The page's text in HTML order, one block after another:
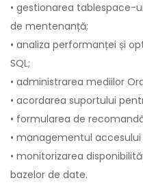
• gestionarea tablespace-
de mentenanță;
• analiza performanței și
SQL;
• administrarea mediilor
• acordarea suportului
• formularea de
• managementul
• monitorizarea
bazelor de date.